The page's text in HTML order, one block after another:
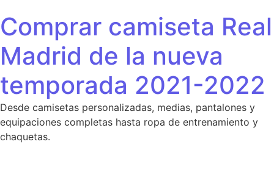
Comprar camiseta Real
Madrid de la nueva
temporada 2021-2022
Desde camisetas personalizadas, medias, pantalones y
equipaciones completas hasta ropa de entrenamiento y
chaquetas.